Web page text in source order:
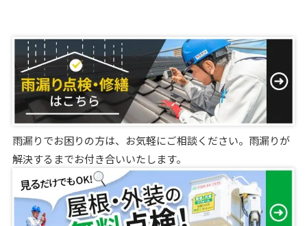
雨漏りでお困りの方は、お気軽にご相談ください。雨漏りが
解決するまでお付き合いいたします。